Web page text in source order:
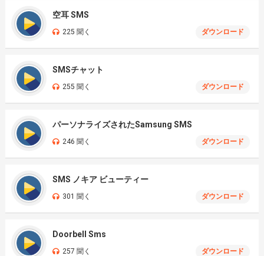
空耳 SMS
225 聞く ダウンロード
SMSチャット
255 聞く ダウンロード
パーソナライズされたSamsung SMS
246 聞く ダウンロード
SMS ノキア ビューティー
301 聞く ダウンロード
Doorbell Sms
257 聞く ダウンロード